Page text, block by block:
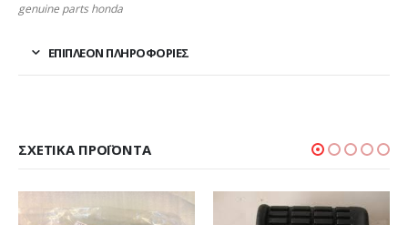
genuine parts honda
ΕΠΙΠΛΈΟΝ ΠΛΗΡΟΦΟΡΊΕΣ
ΣΧΕΤΙΚΆ ΠΡΟΪΌΝΤΑ